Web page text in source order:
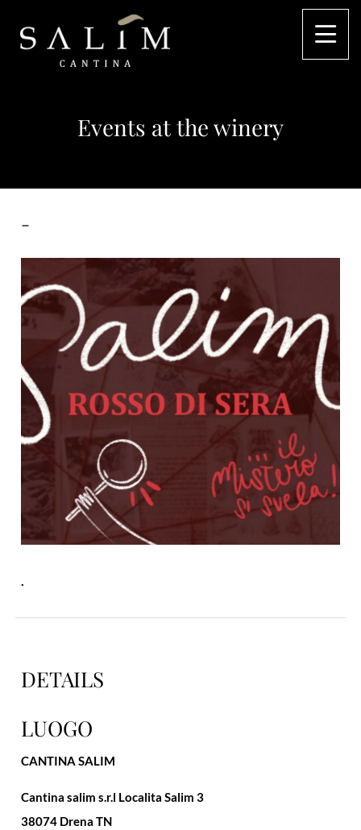
Events at the winery
-
.
DETAILS
LUOGO
CANTINA SALIM
Cantina salim s.r.l Localita Salim 3
38074 Drena TN